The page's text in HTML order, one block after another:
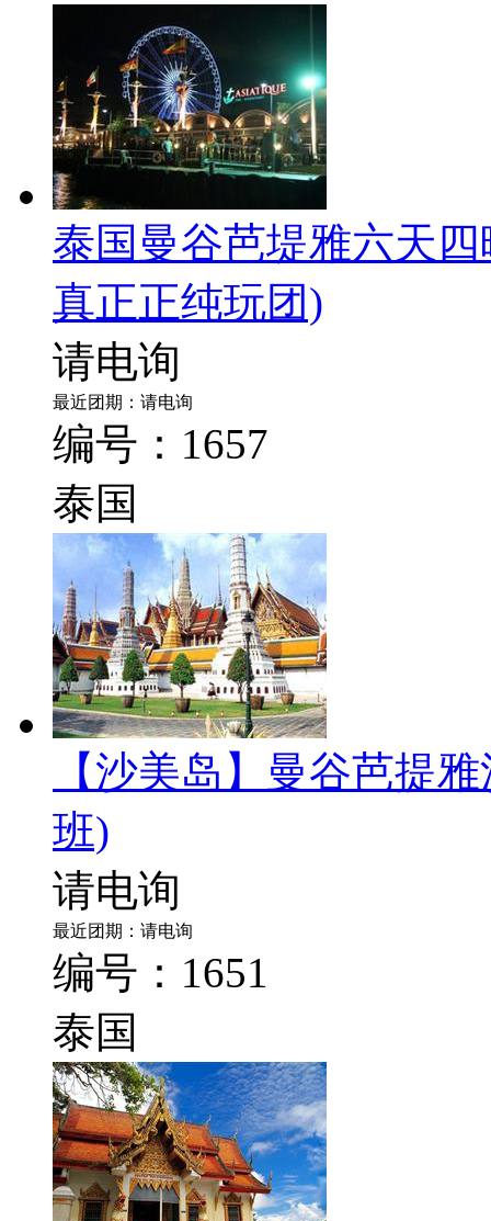
泰国曼谷芭堤雅六天
真正正纯玩团)
请电询
最近团期：请电询
编号：1657
泰国
【沙美岛】曼谷芭提
班)
请电询
最近团期：请电询
编号：1651
泰国